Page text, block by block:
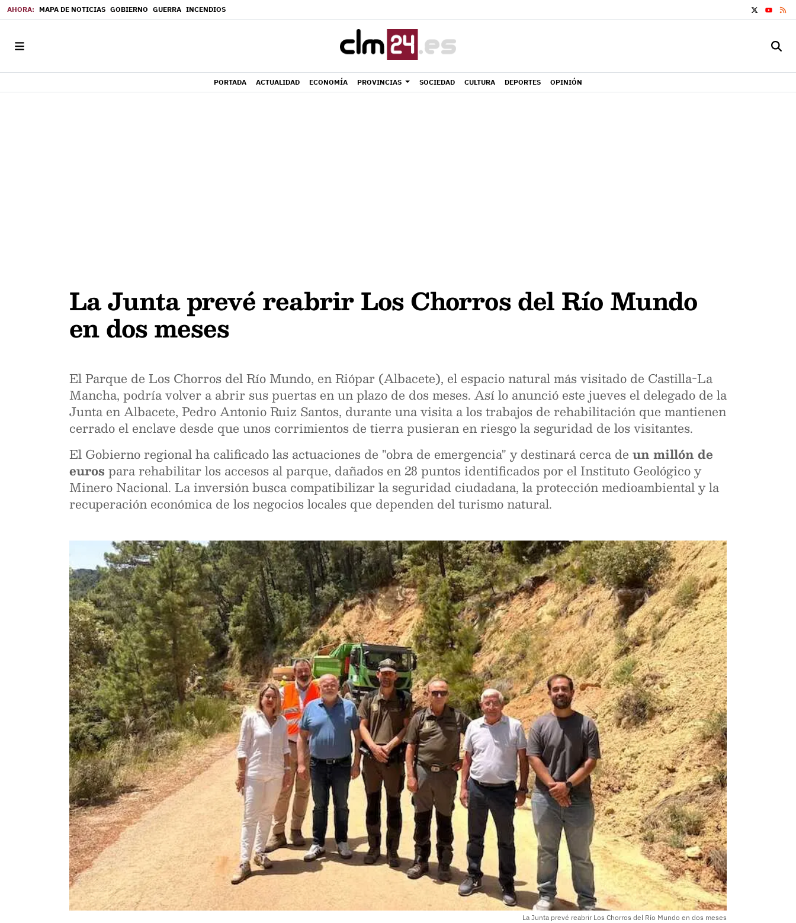
MAPA DE NOTICIAS GOBIERNO GUERRA INCENDIOS
YOUTUBE
PORTADA ACTUALIDAD ECONOMÍA PROVINCIAS SOCIEDAD CULTURA DEPORTES OPINIÓN
La Junta prevé reabrir Los Chorros del Río Mundo
en dos meses
El Parque de Los Chorros del Río Mundo, en Riópar (Albacete), el espacio natural más visitado de Castilla-La
Mancha, podría volver a abrir sus puertas en un plazo de dos meses. Así lo anunció este jueves el delegado de la
Junta en Albacete, Pedro Antonio Ruiz Santos, durante una visita a los trabajos de rehabilitación que mantienen
cerrado el enclave desde que unos corrimientos de tierra pusieran en riesgo la seguridad de los visitantes.
El Gobierno regional ha calificado las actuaciones de "obra de emergencia" y destinará cerca de un millón de
euros para rehabilitar los accesos al parque, dañados en 28 puntos identificados por el Instituto Geológico y
Minero Nacional. La inversión busca compatibilizar la seguridad ciudadana, la protección medioambiental y la
recuperación económica de los negocios locales que dependen del turismo natural.
La Junta prevé reabrir Los Chorros del Río Mundo en dos meses